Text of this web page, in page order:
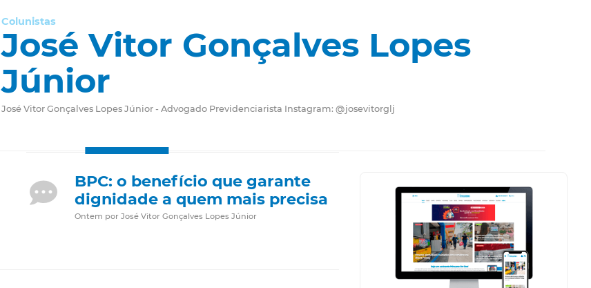
Colunistas
José Vitor Gonçalves Lopes
Júnior
José Vitor Gonçalves Lopes Júnior - Advogado Previdenciarista Instagram: @josevitorglj
BPC: o benefício que garante
dignidade a quem mais precisa
Ontem por José Vitor Gonçalves Lopes Júnior